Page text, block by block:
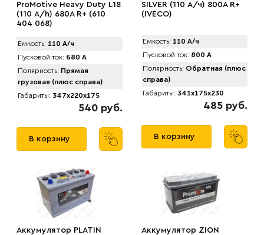
ProMotive Heavy Duty L18
(110 А/h) 680А R+ (610
404 068)
Емкость: 110 А/ч
Пусковой ток: 680 А
Полярность: Прямая
грузовая (плюс справа)
Габариты: 347x220x175
540 руб.
В корзину
SILVER (110 А/ч) 800A R+
(IVECO)
Емкость: 110 А/ч
Пусковой ток: 800 А
Полярность: Обратная (плюс
справа)
Габариты: 341x175x230
485 руб.
В корзину
Аккумулятор PLATIN
Аккумулятор ZION